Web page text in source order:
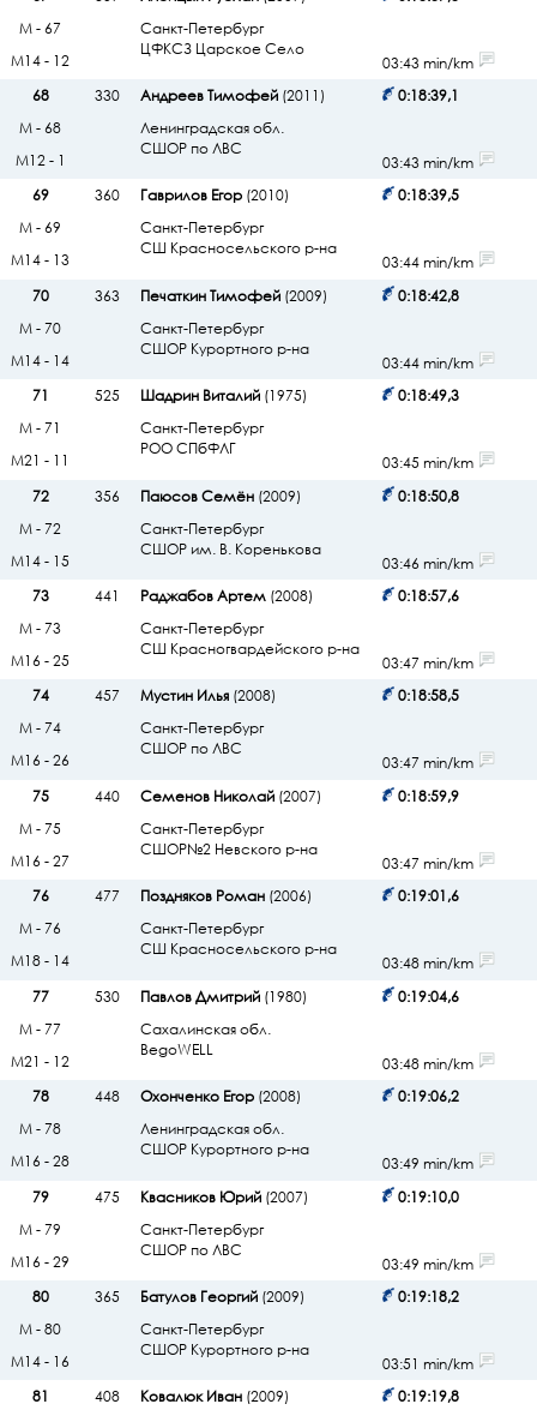
Санкт-Петербург
ЦФКСЗ Царское Село
М - 67
М14 - 12
03:43 min/km
68
330 Андреев Тимофей(2011)
Ленинградская обл.
СШОР по ЛВС
0:18:39,1
М - 68
М12 - 1
03:43 min/km
69
360 Гаврилов Егор(2010)
Санкт-Петербург
СШ Красносельского р-на
0:18:39,5
М - 69
М14 - 13
03:44 min/km
70
363 Печаткин Тимофей(2009)
Санкт-Петербург
СШОР Курортного р-на
0:18:42,8
М - 70
М14 - 14
03:44 min/km
71
525 Шадрин Виталий(1975)
Санкт-Петербург
РОО СПбФЛГ
0:18:49,3
М - 71
М21 - 11
03:45 min/km
72
356 Паюсов Семён(2009)
Санкт-Петербург
СШОР им. В. Коренькова
0:18:50,8
М - 72
М14 - 15
03:46 min/km
73
441 Раджабов Артем(2008)
Санкт-Петербург
СШ Красногвардейского р-на
0:18:57,6
М - 73
М16 - 25
03:47 min/km
74
457 Мустин Илья(2008)
Санкт-Петербург
СШОР по ЛВС
0:18:58,5
М - 74
М16 - 26
03:47 min/km
75
440 Семенов Николай(2007)
Санкт-Петербург
СШОР№2 Невского р-на
0:18:59,9
М - 75
М16 - 27
03:47 min/km
76
477 Поздняков Роман(2006)
Санкт-Петербург
СШ Красносельского р-на
0:19:01,6
М - 76
М18 - 14
03:48 min/km
77
530 Павлов Дмитрий(1980)
Сахалинская обл.
BegoWELL
0:19:04,6
М - 77
М21 - 12
03:48 min/km
78
448 Охонченко Егор(2008)
Ленинградская обл.
СШОР Курортного р-на
0:19:06,2
М - 78
М16 - 28
03:49 min/km
79
475 Квасников Юрий(2007)
Санкт-Петербург
СШОР по ЛВС
0:19:10,0
М - 79
М16 - 29
03:49 min/km
80
365 Батулов Георгий(2009)
Санкт-Петербург
СШОР Курортного р-на
0:19:18,2
М - 80
М14 - 16
03:51 min/km
81
408 Ковалюк Иван(2009)
0:19:19,8